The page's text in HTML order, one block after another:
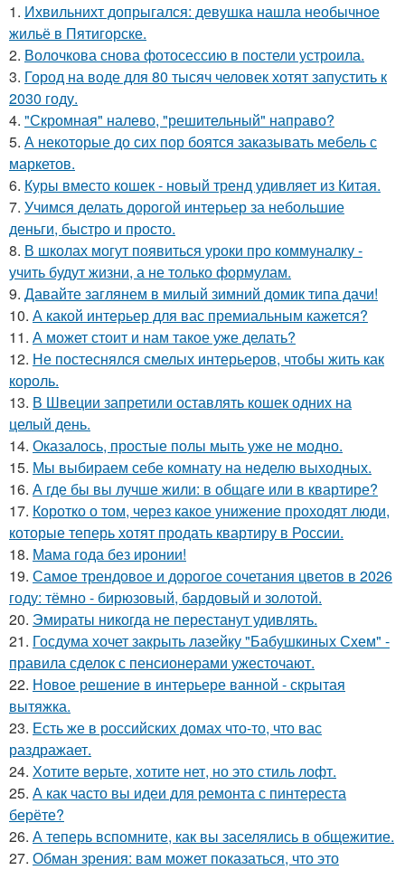
1. Ихвильнихт допрыгался: девушка нашла необычное
жильё в Пятигорске.
2. Волочкова снова фотосессию в постели устроила.
3. Город на воде для 80 тысяч человек хотят запустить к
2030 году.
4. "Скромная" налево, "решительный" направо?
5. А некоторые до сих пор боятся заказывать мебель с
маркетов.
6. Куры вместо кошек - новый тренд удивляет из Китая.
7. Учимся делать дорогой интерьер за небольшие
деньги, быстро и просто.
8. В школах могут появиться уроки про коммуналку -
учить будут жизни, а не только формулам.
9. Давайте заглянем в милый зимний домик типа дачи!
10. А какой интерьер для вас премиальным кажется?
11. А может стоит и нам такое уже делать?
12. Не постеснялся смелых интерьеров, чтобы жить как
король.
13. В Швеции запретили оставлять кошек одних на
целый день.
14. Оказалось, простые полы мыть уже не модно.
15. Мы выбираем себе комнату на неделю выходных.
16. А где бы вы лучше жили: в общаге или в квартире?
17. Коротко о том, через какое унижение проходят люди,
которые теперь хотят продать квартиру в России.
18. Мама года без иронии!
19. Самое трендовое и дорогое сочетания цветов в 2026
году: тёмно - бирюзовый, бардовый и золотой.
20. Эмираты никогда не перестанут удивлять.
21. Госдума хочет закрыть лазейку "Бабушкиных Схем" -
правила сделок с пенсионерами ужесточают.
22. Новое решение в интерьере ванной - скрытая
вытяжка.
23. Есть же в российских домах что-то, что вас
раздражает.
24. Хотите верьте, хотите нет, но это стиль лофт.
25. А как часто вы идеи для ремонта с пинтереста
берёте?
26. А теперь вспомните, как вы заселялись в общежитие.
27. Обман зрения: вам может показаться, что это